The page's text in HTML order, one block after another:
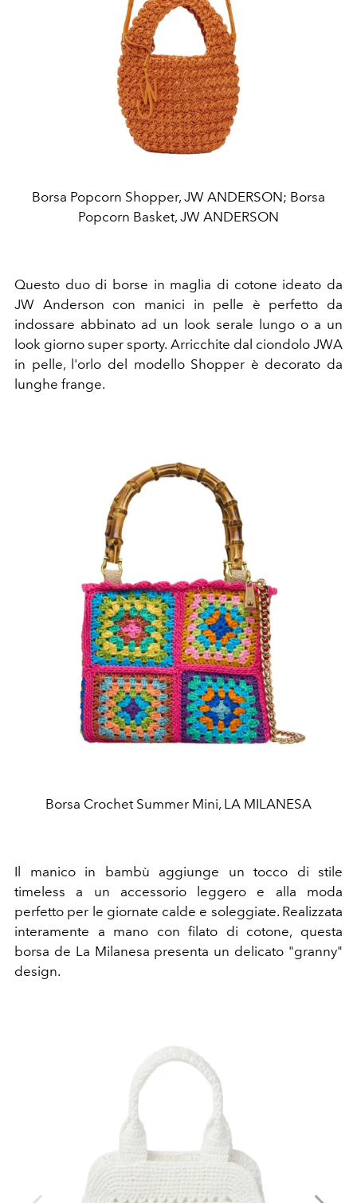
Borsa Popcorn Shopper, JW ANDERSON; Borsa
Popcorn Basket, JW ANDERSON
Questo duo di borse in maglia di cotone ideato da
JW Anderson con manici in pelle è perfetto da
indossare abbinato ad un look serale lungo o a un
look giorno super sporty. Arricchite dal ciondolo JWA
in pelle, l'orlo del modello Shopper è decorato da
lunghe frange.
Borsa Crochet Summer Mini, LA MILANESA
Il manico in bambù aggiunge un tocco di stile
timeless a un accessorio leggero e alla moda
perfetto per le giornate calde e soleggiate. Realizzata
interamente a mano con filato di cotone, questa
borsa de La Milanesa presenta un delicato "granny"
design.